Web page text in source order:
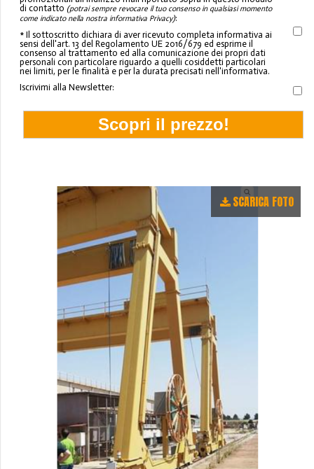
di contatto (potrai sempre revocare il tuo consenso in qualsiasi momento
come indicato nella nostra informativa Privacy):
* Il sottoscritto dichiara di aver ricevuto completa informativa ai
sensi dell'art. 13 del Regolamento UE 2016/679 ed esprime il
consenso al trattamento ed alla comunicazione dei propri dati
personali con particolare riguardo a quelli cosiddetti particolari
nei limiti, per le finalità e per la durata precisati nell'informativa.
Iscrivimi alla Newsletter:
SCARICA FOTO